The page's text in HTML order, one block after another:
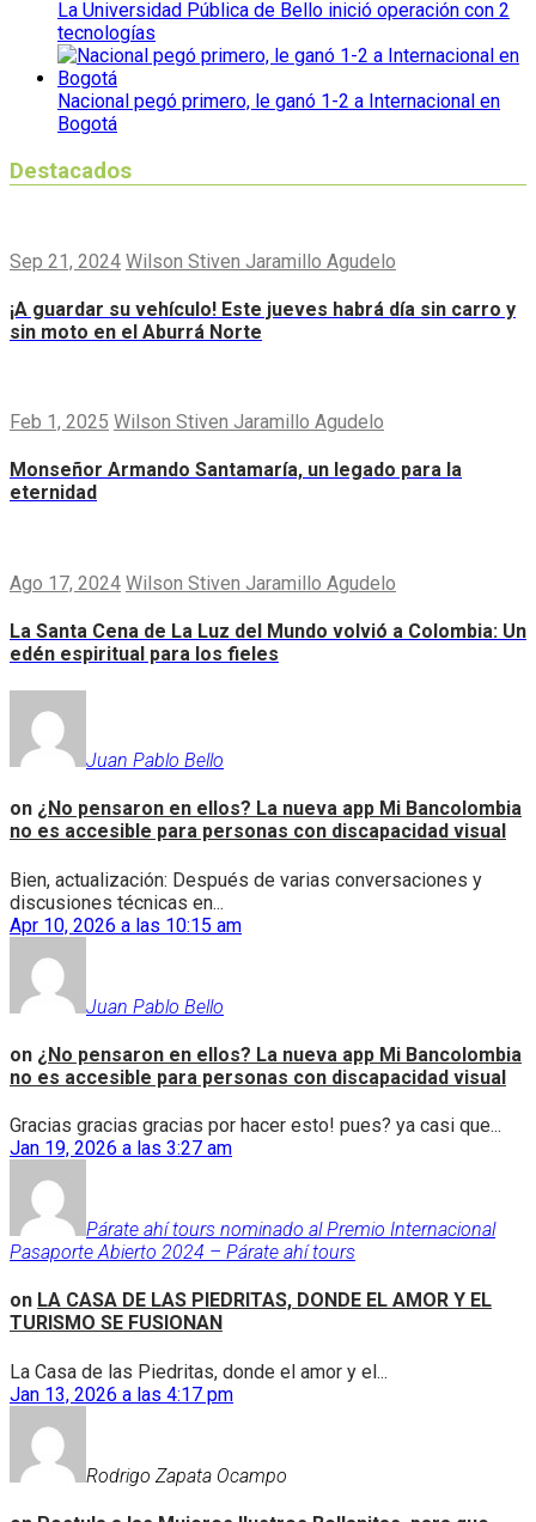
La Universidad Pública de Bello inició operación con 2
tecnologías
Nacional pegó primero, le ganó 1-2 a Internacional en
Bogotá
Destacados
Sep 21, 2024 Wilson Stiven Jaramillo Agudelo
¡A guardar su vehículo! Este jueves habrá día sin carro y
sin moto en el Aburrá Norte
Feb 1, 2025 Wilson Stiven Jaramillo Agudelo
Monseñor Armando Santamaría, un legado para la
eternidad
Ago 17, 2024 Wilson Stiven Jaramillo Agudelo
La Santa Cena de La Luz del Mundo volvió a Colombia: Un
edén espiritual para los fieles
Juan Pablo Bello
on ¿No pensaron en ellos? La nueva app Mi Bancolombia
no es accesible para personas con discapacidad visual
Bien, actualización: Después de varias conversaciones y
discusiones técnicas en...
Apr 10, 2026 a las 10:15 am
Juan Pablo Bello
on ¿No pensaron en ellos? La nueva app Mi Bancolombia
no es accesible para personas con discapacidad visual
Gracias gracias gracias por hacer esto! pues? ya casi que...
Jan 19, 2026 a las 3:27 am
Párate ahí tours nominado al Premio Internacional
Pasaporte Abierto 2024 – Párate ahí tours
on LA CASA DE LAS PIEDRITAS, DONDE EL AMOR Y EL
TURISMO SE FUSIONAN
La Casa de las Piedritas, donde el amor y el...
Jan 13, 2026 a las 4:17 pm
Rodrigo Zapata Ocampo